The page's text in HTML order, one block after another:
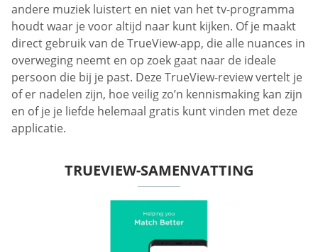
andere muziek luistert en niet van het tv-programma
houdt waar je voor altijd naar kunt kijken. Of je maakt
direct gebruik van de TrueView-app, die alle nuances in
overweging neemt en op zoek gaat naar de ideale
persoon die bij je past. Deze TrueView-review vertelt je
of er nadelen zijn, hoe veilig zo’n kennismaking kan zijn
en of je je liefde helemaal gratis kunt vinden met deze
applicatie.
TRUEVIEW-SAMENVATTING